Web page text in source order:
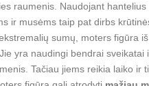
raumenis. Naudojant hantelius
ir musėms taip pat dirbs
sumų, moters figūra
yra naudingi bendrai sveikatai
Tačiau jiems reikia laiko ir